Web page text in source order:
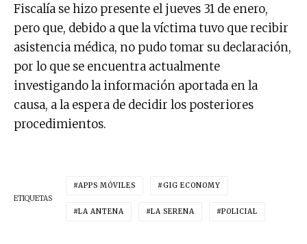
Fiscalía se hizo presente el jueves 31 de enero,
pero que, debido a que la víctima tuvo que recibir
asistencia médica, no pudo tomar su declaración,
por lo que se encuentra actualmente
investigando la información aportada en la
causa, a la espera de decidir los posteriores
procedimientos.
ETIQUETAS
APPS MÓVILES GIG ECONOMY
LA ANTENA LA SERENA POLICIAL